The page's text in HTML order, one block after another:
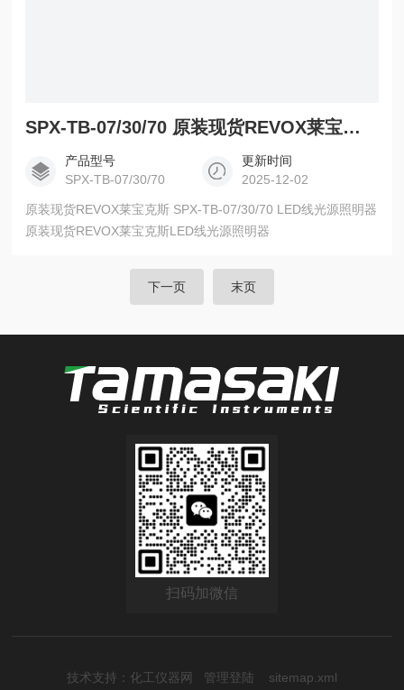
SPX-TB-07/30/70 原装现货REVOX莱宝克斯LED线光源照明器
产品型号
SPX-TB-07/30/70
更新时间
2025-12-02
原装现货REVOX莱宝克斯 SPX-TB-07/30/70 LED线光源照明器
原装现货REVOX莱宝克斯LED线光源照明器
下一页 末页
扫码加微信
技术支持： 化工仪器网 管理登陆 sitemap.xml